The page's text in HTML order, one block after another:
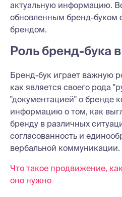
актуальную информацию.
обновленным бренд-буком
брендом.
Роль бренд-бука
Бренд-бук играет важную
как является своего рода
"документацией" о бренде
информацию о том, как
бренду в различных
согласованность и
вербальной коммуникации.
Что такое продвижение,
оно нужно